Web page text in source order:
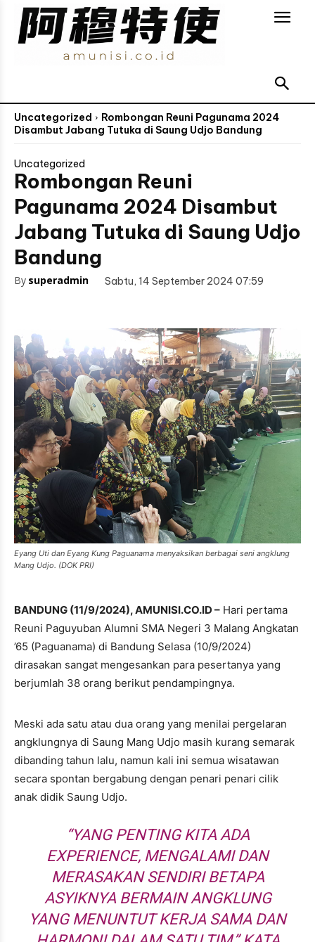
Uncategorized
Rombongan Reuni Pagunama 2024
Disambut Jabang Tutuka di Saung Udjo Bandung
Uncategorized
Rombongan Reuni
Pagunama 2024 Disambut
Jabang Tutuka di Saung Udjo
Bandung
By superadmin Sabtu, 14 September 2024 07:59
Eyang Uti dan Eyang Kung Paguanama menyaksikan berbagai seni angklung
Mang Udjo. (DOK PRI)
BANDUNG (11/9/2024), AMUNISI.CO.ID – Hari pertama
Reuni Paguyuban Alumni SMA Negeri 3 Malang Angkatan
’65 (Paguanama) di Bandung Selasa (10/9/2024)
dirasakan sangat mengesankan para pesertanya yang
berjumlah 38 orang berikut pendampingnya.
Meski ada satu atau dua orang yang menilai pergelaran
angklungnya di Saung Mang Udjo masih kurang semarak
dibanding tahun lalu, namun kali ini semua wisatawan
secara spontan bergabung dengan penari penari cilik
anak didik Saung Udjo.
“YANG PENTING KITA ADA
EXPERIENCE, MENGALAMI DAN
MERASAKAN SENDIRI BETAPA
ASYIKNYA BERMAIN ANGKLUNG
YANG MENUNTUT KERJA SAMA DAN